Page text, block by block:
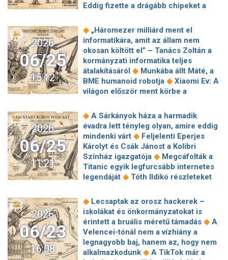
PlayStation-játékok fizikai kiadását
elrejtő funkciójának hibája◆ RGB-t és
5G-t villant a Lenovo új, kisméretű
Legion tabletje◆ Musk: Teljesen
hamisak a SpaceX mesterséges
intelligenciás eszközéről szóló
jelentések◆Rendkívüli ötlettel állt
elő az OpenAI: 5 százalékos
államnak◆Katasztrofális veszélyre
figyelmeztet az ENSZ az AI kapcsán
Eddig fizette a drágább chipeket a
AI-ról indít kampányt az Egyenlítő
Alapítvány◆
Az egész országra piros
figyelmeztetést adtak ki◆ Meglepőt
húzott a Microsoft
◆Túlélési
útmutató 40 fokra, hogy ne fogjon ki
rajtunk a kánikula◆ Az ősi élet jeleire
bukkanhatott a Nasa önjáró robotja a
Marson ◆
◆ A mesterséges intelligencia
befolyásolja a fiatalok karrierjét ◆
Bécs új központot hoz létre az
emberközpontú mesterséges
intelligenciáért
2026
06/25
15:12
◆ „Háromezer milliárd ment el
informatikára, amit az állam nem
okosan költött el” – Tanács Zoltán a
kormányzati informatika teljes
átalakításáról ◆ Munkába állt Máté, a
BME humanoid robotja ◆ Xiaomi Ev: A
világon először ment körbe a
autó◆Egy éve, hogy Kapu Tibor
történelmet írt
◆ Többfelé leállt a
Telekom szolgáltatása – Megszólalt a
cég a rejtélyes ügyben ◆Ma indul a
GTA VI előrendelése◆Földönkívüli
élet nyomaira bukkanhatott a Mars
felszínén a Perseverance marsjáró◆
A Samsungot másolja az egyik nagy
Nothing Cmf Phone 3 Pro◆SpaceX
AI1: adatközpont a Föld körüli pályán
2026
06/25
11:21
◆ A Sárkányok háza a harmadik
évadra lett tényleg olyan, amire eddig
mindenki várt ◆ Feljelenti Eperjes
Károlyt és Csák Jánost a Kolibri
Színház igazgatója ◆ Megcáfolták a
Titanic egyik legfurcsább internetes
legendáját ◆ Tóth Ildikó részleteket
Adams felidézi, hogyan mentett meg
egy férfit, akit "nyakon szúrtak"◆
millió utasra tervezik a világ
legnagyobb repülőterét ◆"Úgy
éreztük, ennek vége" – Marsi Anikó
kendőzetlen őszinteséggel vallott a
2026
06/23
16:08
◆ Lecsaptak az orosz hackerek –
iskolákat és önkormányzatokat is
érintett a bruális méretű támadás ◆ A
Velencei-tónál nem a vízhiány a
legnagyobb baj, hanem az, hogy nem
alkalmazkodunk ◆ A TikTok már a